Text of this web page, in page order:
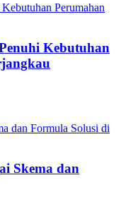
Kebutuhan
Skema dan